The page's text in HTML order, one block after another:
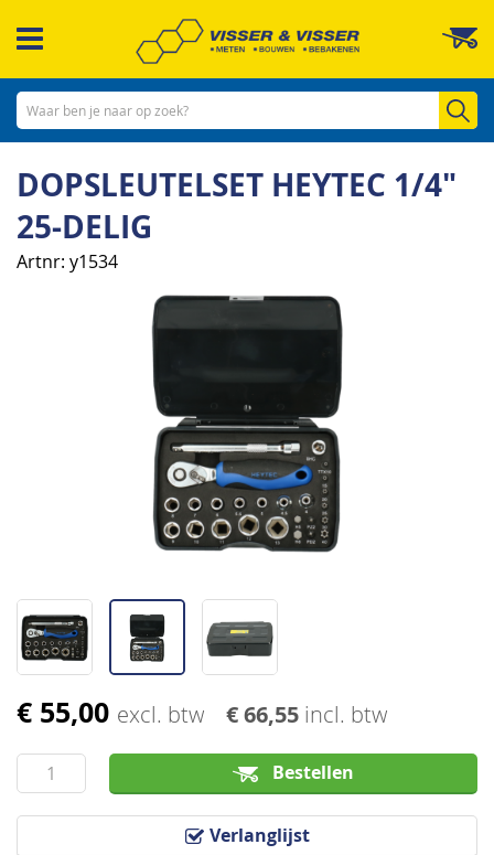
naar
inhoud
DOPSLEUTELSET HEYTEC 1/4"
25-DELIG
Artnr y1534
€ 55,00 excl. btw € 66,55 incl. btw
Bestellen
Verlanglijst
Ga
het
begin
van